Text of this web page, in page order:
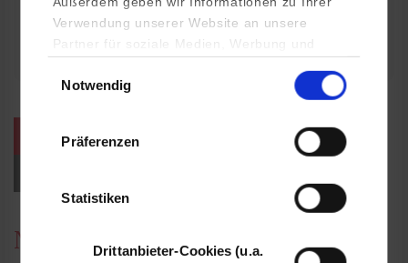
Verwendung unserer Website an unsere
Partner für soziale Medien, Werbung und
YouTube, Google Maps) führen diese
Daten zusammen, die Sie ihnen bereitgestellt
haben oder die sie im Rahmen Ihrer Nutzung
Notwendig
Präferenzen
Statistiken
Drittanbieter-Cookies (u.a.
nachhaltige Mobilität in Stadt und…
weitere Veranstaltungen / Termine
News